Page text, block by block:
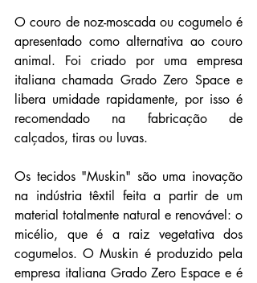
O couro de noz-moscada ou cogumelo é
apresentado como alternativa ao couro
animal. Foi criado por uma empresa
italiana chamada Grado Zero Space e
libera umidade rapidamente, por isso é
recomendado na fabricação de
calçados, tiras ou luvas.
Os tecidos "Muskin" são uma inovação
na indústria têxtil feita a partir de um
material totalmente natural e renovável: o
micélio, que é a raiz vegetativa dos
cogumelos. O Muskin é produzido pela
empresa italiana Grado Zero Espace e é